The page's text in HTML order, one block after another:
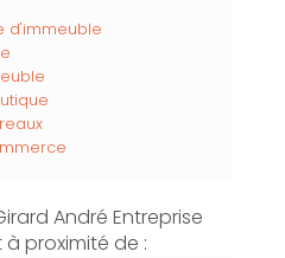
d'immeuble
André Entreprise
proximité de :